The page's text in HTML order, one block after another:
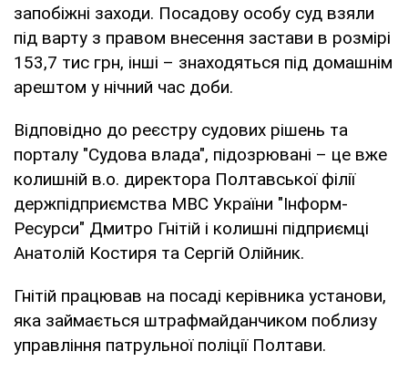
запобіжні заходи. Посадову особу суд взяли
під варту з правом внесення застави в розмірі
153,7 тис грн, інші – знаходяться під домашнім
арештом у нічний час доби.
Відповідно до реєстру судових рішень та
порталу "Судова влада", підозрювані – це вже
колишній в.о. директора Полтавської філії
держпідприємства МВС України "Інформ-
Ресурси" Дмитро Гнітій і колишні підприємці
Анатолій Костиря та Сергій Олійник.
Гнітій працював на посаді керівника установи,
яка займається штрафмайданчиком поблизу
управління патрульної поліції Полтави.